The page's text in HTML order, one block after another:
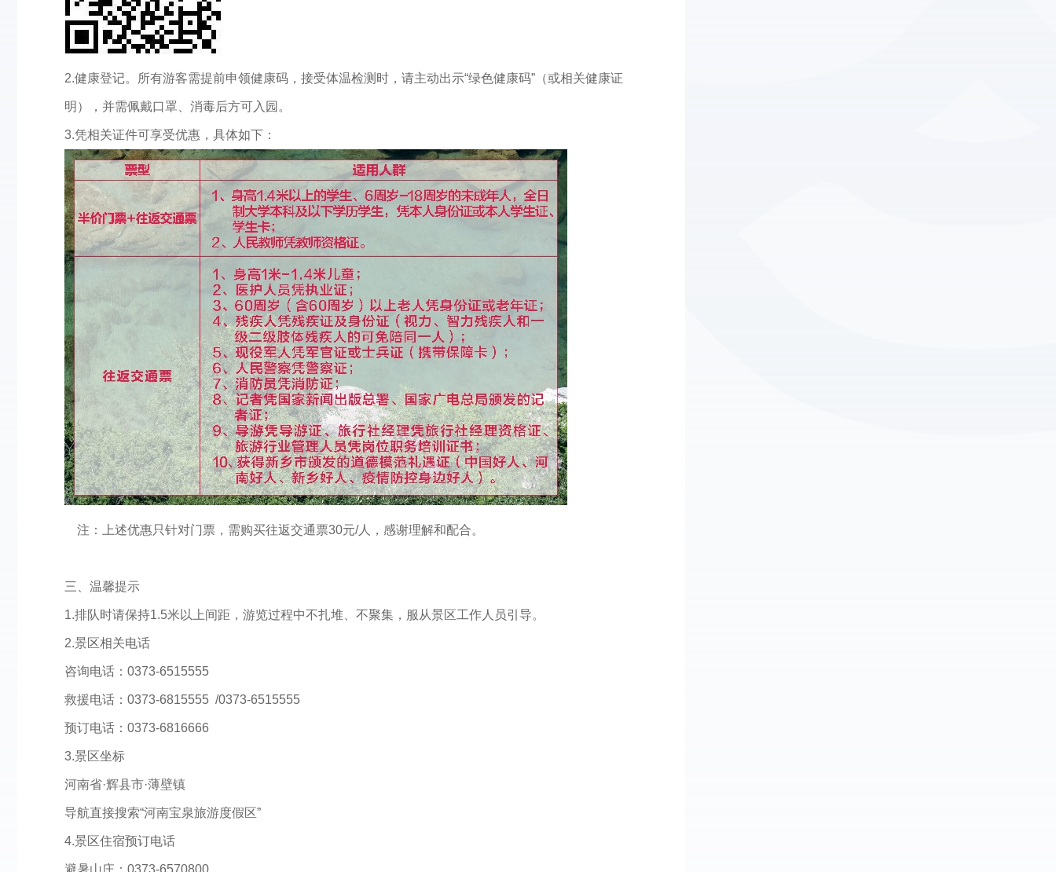
2.健康登记。所有游客需提前申领健康码，接受体温检测时，请主动出示“绿色健康码”（或相关健康证
明），并需佩戴口罩、消毒后方可入园。
3.凭相关证件可享受优惠，具体如下：
注：上述优惠只针对门票，需购买往返交通票30元/人，感谢理解和配合。
三、温馨提示
1.排队时请保持1.5米以上间距，游览过程中不扎堆、不聚集，服从景区工作人员引导。
2.景区相关电话
咨询电话：0373-6515555
救援电话：0373-6815555 /0373-6515555
预订电话：0373-6816666
3.景区坐标
河南省·辉县市·薄壁镇
导航直接搜索“河南宝泉旅游度假区”
4.景区住宿预订电话
避暑山庄：0373-6570800